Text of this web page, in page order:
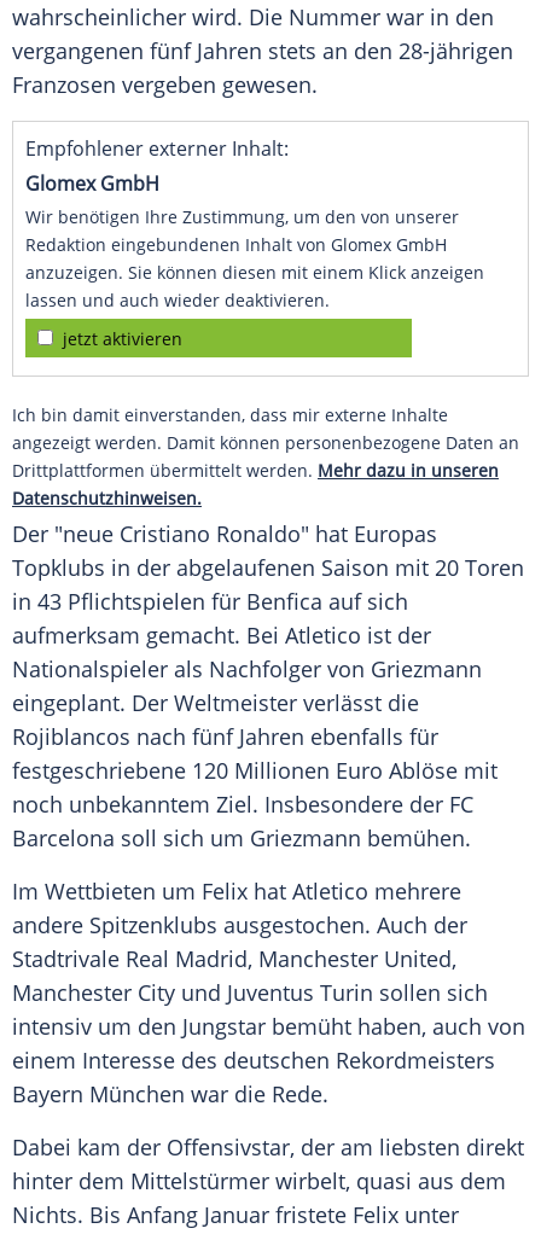
wahrscheinlicher wird. Die Nummer war in den
vergangenen fünf Jahren stets an den 28-jährigen
Franzosen vergeben gewesen.
Empfohlener externer Inhalt:
Glomex GmbH
Wir benötigen Ihre Zustimmung, um den von unserer
Redaktion eingebundenen Inhalt von Glomex GmbH
anzuzeigen. Sie können diesen mit einem Klick anzeigen
lassen und auch wieder deaktivieren.
jetzt aktivieren
Ich bin damit einverstanden, dass mir externe Inhalte
angezeigt werden. Damit können personenbezogene Daten an
Drittplattformen übermittelt werden. Mehr dazu in unseren
Datenschutzhinweisen.
Der "neue Cristiano Ronaldo" hat Europas
Topklubs in der abgelaufenen Saison mit 20 Toren
in 43 Pflichtspielen für Benfica auf sich
aufmerksam gemacht. Bei Atletico ist der
Nationalspieler als Nachfolger von Griezmann
eingeplant. Der Weltmeister verlässt die
Rojiblancos nach fünf Jahren ebenfalls für
festgeschriebene 120 Millionen Euro Ablöse mit
noch unbekanntem Ziel. Insbesondere der FC
Barcelona soll sich um Griezmann bemühen.
Im Wettbieten um Felix hat Atletico mehrere
andere Spitzenklubs ausgestochen. Auch der
Stadtrivale Real Madrid, Manchester United,
Manchester City und Juventus Turin sollen sich
intensiv um den Jungstar bemüht haben, auch von
einem Interesse des deutschen Rekordmeisters
Bayern München war die Rede.
Dabei kam der Offensivstar, der am liebsten direkt
hinter dem Mittelstürmer wirbelt, quasi aus dem
Nichts. Bis Anfang Januar fristete Felix unter